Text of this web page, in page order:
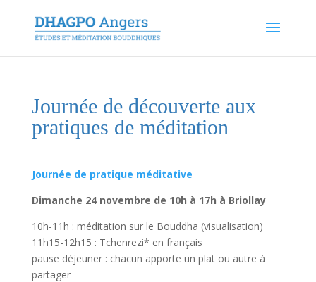
Journée de découverte aux
pratiques de méditation
Journée de pratique méditative
Dimanche 24 novembre de 10h à 17h à Briollay
10h-11h : méditation sur le Bouddha (visualisation)
11h15-12h15 : Tchenrezi* en français
pause déjeuner : chacun apporte un plat ou autre à
partager